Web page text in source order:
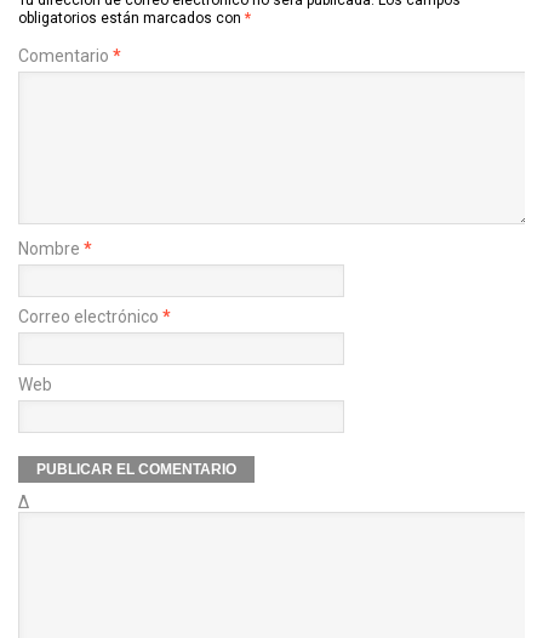
obligatorios están marcados con *
Comentario *
Nombre *
Correo electrónico *
Web
Δ